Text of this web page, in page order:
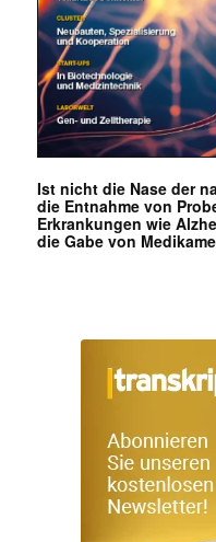
Ist nicht die Nase der
die Entnahme von
Erkrankungen wie
die Gabe von